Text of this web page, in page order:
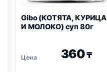
Gibo (КОТЯТА, КУРИЦА
И МОЛОКО) суп 80г
360₸